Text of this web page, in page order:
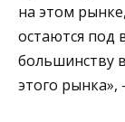
на этом
остаются под
большинству
этого